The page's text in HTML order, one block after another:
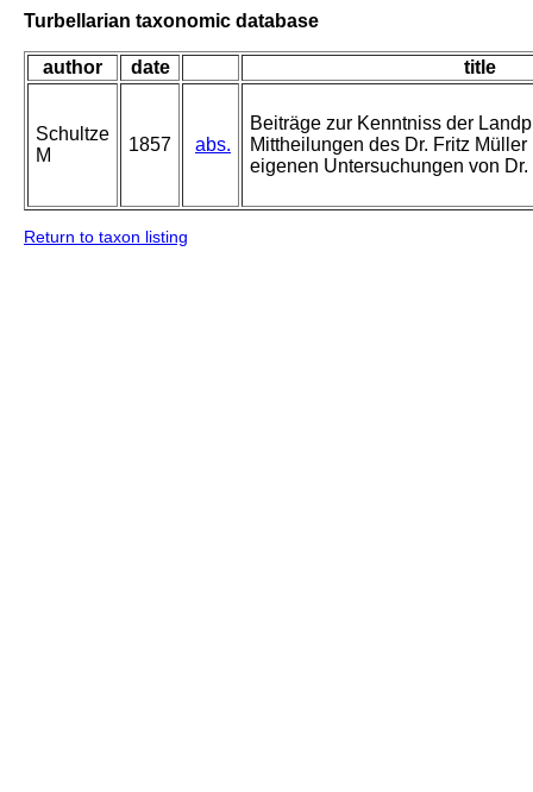
Turbellarian taxonomic database
author date title
Schultze
M
1857 abs.
Beiträge zur Kenntniss der
Mittheilungen des Dr. Fritz
eigenen Untersuchungen von
Return to taxon listing